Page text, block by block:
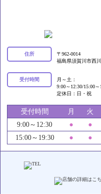
住所
〒962-0014
福島県須賀川市西
受付時間
月～土：
9:00～12:30/15:00～
定休日：日・祝
受付時間 月 火
9:00～12:30
● ●
15:00～19:30
● ●